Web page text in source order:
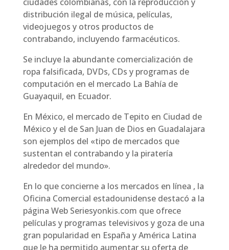
distribución ilegal de música, películas,
videojuegos y otros productos de
contrabando, incluyendo farmacéuticos.
Se incluye la abundante comercialización de
ropa falsificada, DVDs, CDs y programas de
computación en el mercado La Bahía de
Guayaquil, en Ecuador.
En México, el mercado de Tepito en Ciudad de
México y el de San Juan de Dios en Guadalajara
son ejemplos del «tipo de mercados que
sustentan el contrabando y la piratería
alrededor del mundo».
En lo que concierne a los mercados en línea , la
Oficina Comercial estadounidense destacó a la
página Web Seriesyonkis.com que ofrece
películas y programas televisivos y goza de una
gran popularidad en España y América Latina
que le ha permitido aumentar su oferta de